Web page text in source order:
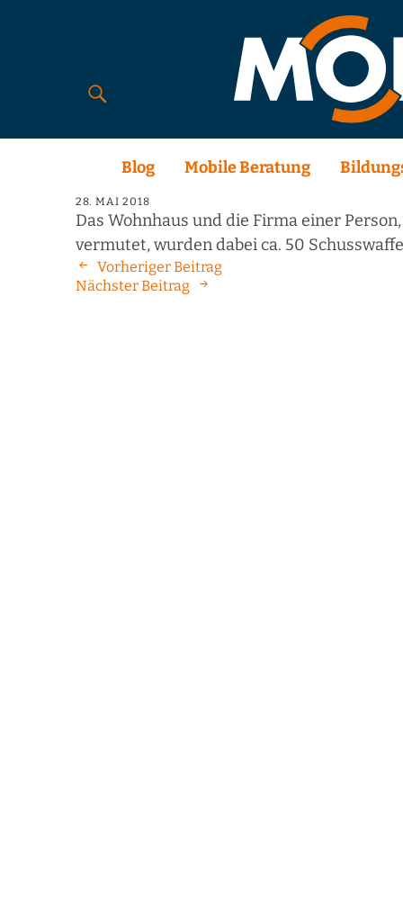
Blog Mobile Beratung
28. MAI 2018
Das Wohnhaus und die Firma einer
vermutet, wurden dabei ca. 50
Vorheriger Beitrag
Nächster Beitrag